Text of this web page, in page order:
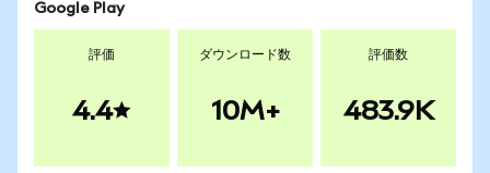
Google Play
評価
4.4
ダウンロード数
10M+
評価数
483.9K